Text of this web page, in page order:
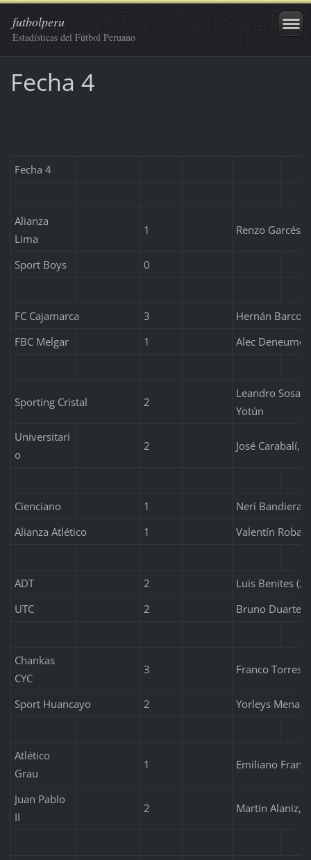
futbolperu
Estadísticas del Fútbol Peruano
Fecha 4
Fecha 4
Alianza
Lima
1 Renzo Garcés
Sport Boys 0
FC Cajamarca 3
Hernán Barcos
FBC Melgar
1 Alec
Sporting Cristal 2
Leandro Sosa,
Yotún
Universitari
o
2 José Carabalí,
Cienciano 1
Neri Bandiera
Alianza Atlético
1 Valentín
ADT 2
Luis Benites (2)
UTC
2 Bruno Duarte,
Chankas
CYC
3 Franco Torres
Sport Huancayo 2 Yorleys Mena
Atlético
Grau
1 Emiliano
Juan Pablo
II
2 Martín Alaniz,